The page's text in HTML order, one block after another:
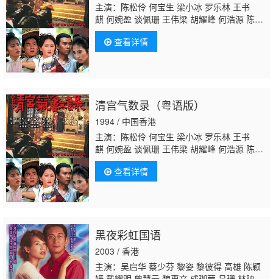
主演：陈松伶 何宝生 梁小冰 罗乐林 王书
麒 何婉盈 谈佩珊 王伟梁 胡耀峰 何浩源 陈中
坚 何璧坚 陈勉良 萧山仁 黄天铎 黄新 麦皓
为 张英才 许实贤 郭少芸 李欣曉 方傑 黄成
想 河国荣 区岳 戴少民 郭卓桦 麦嘉伦 张延 虞
汝超凌汉 林珮君 蒋文端 王维德 邵卓尧 黄仲
匡 刘桂芳 陈荣峻 游飙 薛纯基 陆丽燕 温双
燕 余慕莲 陈燕航
查看详情
清宫气数录（粤语版）
1994 / 中国香港
主演：陈松伶 何宝生 梁小冰 罗乐林 王书
麒 何婉盈 谈佩珊 王伟梁 胡耀峰 何浩源 陈中
坚 何璧坚 陈勉良 萧山仁 黄天铎 黄新 麦皓
为 张英才 许实贤 郭少芸 李欣曉 方傑 黄成
想 河国荣 区岳 戴少民 郭卓桦 麦嘉伦 张延 虞
汝超凌汉 林珮君 蒋文端 王维德 邵卓尧 黄仲
匡 刘桂芳 陈荣峻 游飙 薛纯基 陆丽燕 温双
燕 余慕莲 陈燕航
查看详情
黑夜彩虹国语
2003 / 香港
主演：吴启华 蔡少芬 黎姿 黎彼得 高雄 陈颖